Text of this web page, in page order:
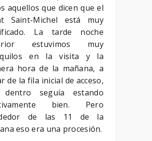
aquellos que dicen que el
Saint-Michel está muy
La tarde noche
estuvimos muy
en la visita y la
hora de la mañana, a
de la fila inicial de acceso,
seguía estando
bien. Pero
de las 11 de la
eso era una procesión.